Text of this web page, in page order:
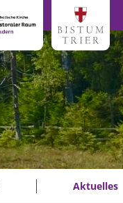
Aktuelles